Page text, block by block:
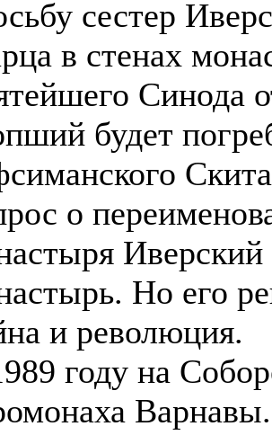
сестер
в стенах
Синода
будет
о
Но его
и революция.
году на